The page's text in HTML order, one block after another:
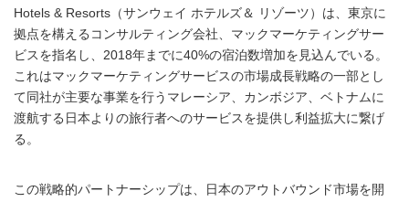
Hotels & Resorts（サンウェイ ホテルズ＆ リゾーツ）は、東京に
拠点を構えるコンサルティング会社、マックマーケティングサー
ビスを指名し、2018年までに40%の宿泊数増加を見込んでいる。
これはマックマーケティングサービスの市場成長戦略の一部とし
て同社が主要な事業を行うマレーシア、カンボジア、ベトナムに
渡航する日本よりの旅行者へのサービスを提供し利益拡大に繋げ
る。
この戦略的パートナーシップは、日本のアウトバウンド市場を開